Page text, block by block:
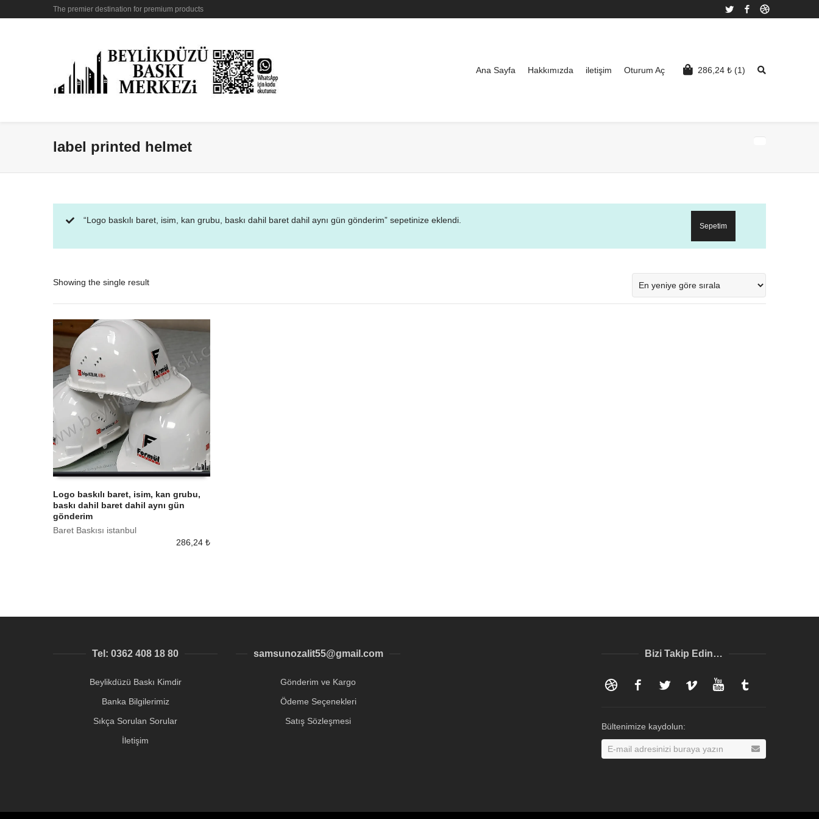
The premier destination for premium products Twitter Facebook
286,24 ₺ (1)
Ana Sayfa Hakkımızda iletişim Oturum Aç
label printed helmet
“Logo baskılı baret, isim, kan grubu, baskı dahil baret dahil aynı gün gönderim” sepetinize eklendi.
Sepetim
Showing the single result
SEPETE EKLE
Logo baskılı baret, isim, kan grubu,
baskı dahil baret dahil aynı gün
gönderim
Baret Baskısı istanbul
286,24 ₺
Tel: 0362 408 18 80
Beylikdüzü Baskı Kimdir
Banka Bilgilerimiz
Sıkça Sorulan Sorular
İletişim
samsunozalit55@gmail.com
Gönderim ve Kargo
Ödeme Seçenekleri
Satış Sözleşmesi
Bizi Takip Edin…
Dribbble FacebookTwitter Vimeo YouTube
Bültenimize kaydolun: